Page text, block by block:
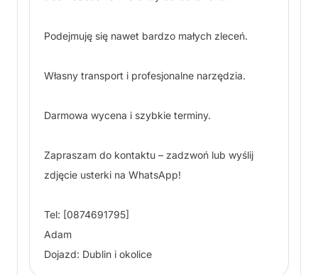
Podejmuję się nawet bardzo małych zleceń.
Własny transport i profesjonalne narzędzia.
Darmowa wycena i szybkie terminy.
Zapraszam do kontaktu – zadzwoń lub wyślij
zdjęcie usterki na WhatsApp!
Tel: [0874691795]
Adam
Dojazd: Dublin i okolice